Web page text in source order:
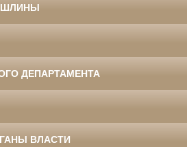
ДЕПАРТАМЕНТА
ВЛАСТИ